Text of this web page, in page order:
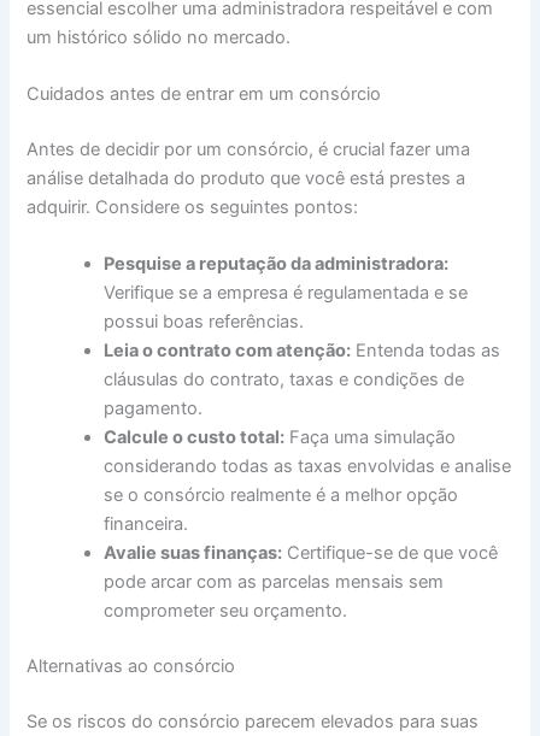
essencial escolher uma administradora respeitável e com
um histórico sólido no mercado.
Cuidados antes de entrar em um consórcio
Antes de decidir por um consórcio, é crucial fazer uma
análise detalhada do produto que você está prestes a
adquirir. Considere os seguintes pontos:
Pesquise a reputação da administradora:
Verifique se a empresa é regulamentada e se
possui boas referências.
Leia o contrato com atenção: Entenda todas as
cláusulas do contrato, taxas e condições de
pagamento.
Calcule o custo total: Faça uma simulação
considerando todas as taxas envolvidas e analise
se o consórcio realmente é a melhor opção
financeira.
Avalie suas finanças: Certifique-se de que você
pode arcar com as parcelas mensais sem
comprometer seu orçamento.
Alternativas ao consórcio
Se os riscos do consórcio parecem elevados para suas